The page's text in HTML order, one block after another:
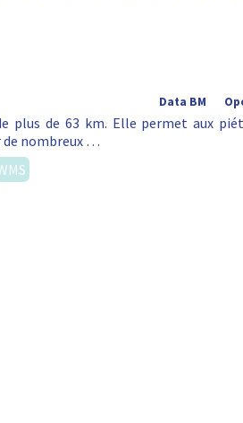
Data BM
plus de 63 km. Elle permet aux
de nombreux …